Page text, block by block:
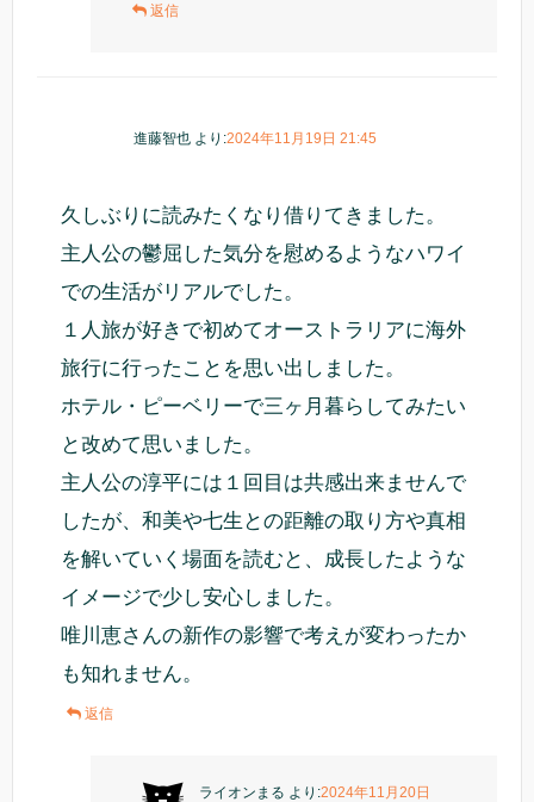
返信
進藤智也 より:2024年11月19日 21:45
久しぶりに読みたくなり借りてきました。
主人公の鬱屈した気分を慰めるようなハワイ
での生活がリアルでした。
１人旅が好きで初めてオーストラリアに海外
旅行に行ったことを思い出しました。
ホテル・ピーベリーで三ヶ月暮らしてみたい
と改めて思いました。
主人公の淳平には１回目は共感出来ませんで
したが、和美や七生との距離の取り方や真相
を解いていく場面を読むと、成長したような
イメージで少し安心しました。
唯川恵さんの新作の影響で考えが変わったか
も知れません。
返信
ライオンまる より:2024年11月20日